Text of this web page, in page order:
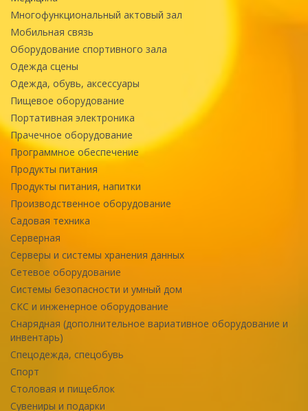
Многофункциональный актовый зал
Мобильная связь
Оборудование спортивного зала
Одежда сцены
Одежда, обувь, аксессуары
Пищевое оборудование
Портативная электроника
Прачечное оборудование
Программное обеспечение
Продукты питания
Продукты питания, напитки
Производственное оборудование
Садовая техника
Серверная
Серверы и системы хранения данных
Сетевое оборудование
Системы безопасности и умный дом
СКС и инженерное оборудование
Снарядная (дополнительное вариативное оборудование и
инвентарь)
Спецодежда, спецобувь
Спорт
Столовая и пищеблок
Сувениры и подарки